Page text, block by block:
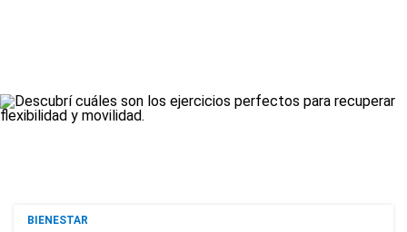
BIENESTAR